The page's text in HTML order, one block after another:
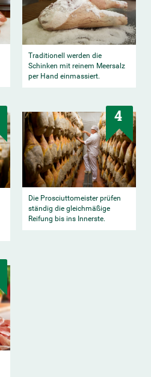
Traditionell werden die
Schinken mit reinem Meersalz
per Hand einmassiert.
4
Die Prosciuttomeister prüfen
ständig die gleichmäßige
Reifung bis ins Innerste.